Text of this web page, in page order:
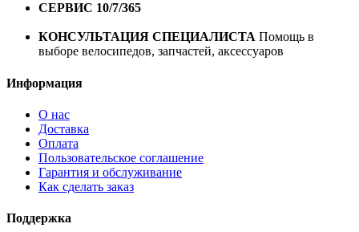
СЕРВИС 10/7/365
КОНСУЛЬТАЦИЯ СПЕЦИАЛИСТА Помощь в
выборе велосипедов, запчастей, аксессуаров
Информация
О нас
Доставка
Оплата
Пользовательское соглашение
Гарантия и обслуживание
Как сделать заказ
Поддержка